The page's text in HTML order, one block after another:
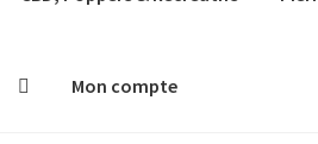
Mon compte